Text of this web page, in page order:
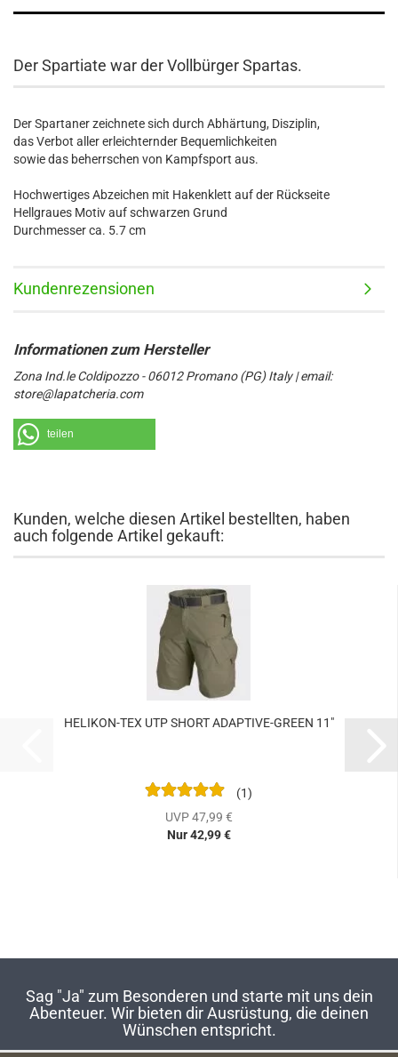
Der Spartiate war der Vollbürger Spartas.
Der Spartaner zeichnete sich durch Abhärtung, Disziplin,
das Verbot aller erleichternder Bequemlichkeiten
sowie das beherrschen von Kampfsport aus.
Hochwertiges Abzeichen mit Hakenklett auf der Rückseite
Hellgraues Motiv auf schwarzen Grund
Durchmesser ca. 5.7 cm
Kundenrezensionen
Zona Ind.le Coldipozzo - 06012 Promano (PG) Italy | email:
store@lapatcheria.com
teilen
Kunden, welche diesen Artikel bestellten, haben
auch folgende Artikel gekauft:
HELIKON-TEX UTP SHORT ADAPTIVE-GREEN 11"
1
UVP 47,99 €
Nur 42,99 €
Sag "Ja" zum Besonderen und starte mit uns dein
Abenteuer. Wir bieten dir Ausrüstung, die deinen
Wünschen entspricht.